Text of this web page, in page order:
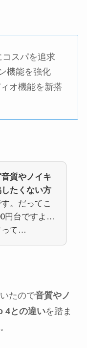
スパを追求
機能を強化
オ機能を新搭
質やノイキ
たくない方
。だってこ
円台ですよ…
って…
たので音質やノ
4との違いを踏ま